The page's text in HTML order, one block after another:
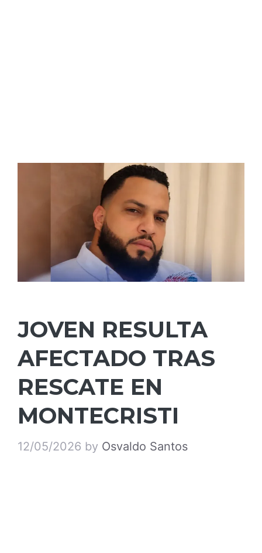
JOVEN RESULTA
AFECTADO TRAS
RESCATE EN
MONTECRISTI
12/05/2026 by Osvaldo Santos